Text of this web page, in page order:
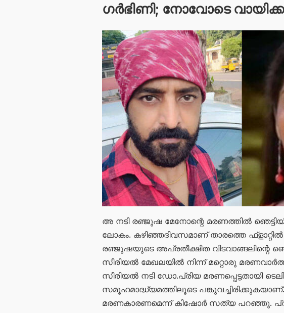
ഗർഭിണി; നോവോടെ
അ നടി രഞ്ജുഷ മേനോന്റെ മരണത്തിൽ
ലോകം. കഴിഞ്ഞദിവസമാണ് താരത്തെ ഫ്ളാറ്റിൽ
രഞ്ജുഷയുടെ അപ്രതീക്ഷിത വിടവാങ്ങലിന്റെ
സീരിയൽ മേഖലയിൽ നിന്ന് മറ്റൊരു
സീരിയൽ നടി ഡോ.പ്രിയ മരണപ്പെട്ടതായി
സമൂഹമാദ്ധ്യമത്തിലൂടെ
മരണകാരണമെന്ന് കിഷോർ സത്യ പറഞ്ഞു.